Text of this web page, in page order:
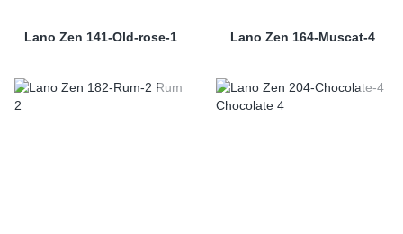
Lano Zen 141-Old-rose-1 Lano Zen 164-Muscat-4